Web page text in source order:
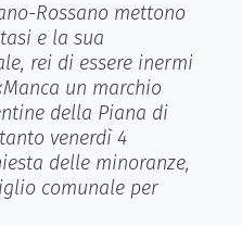
Rossano mettono
e la sua
rei di essere inermi
un marchio
della Piana di
venerdì 4
delle minoranze,
comunale per